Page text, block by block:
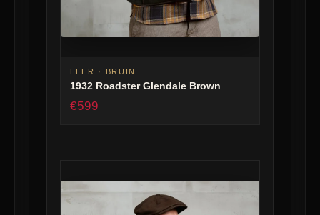
LEER · BRUIN
1932 Roadster Glendale Brown
€599